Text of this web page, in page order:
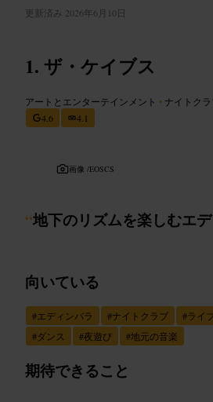
更新済み 2026年6月10日
ザ・ケイブス
アートとエンターテインメント •ナイトク
4.6
4.1
画像 /EOSCS
“地下のリズムを楽しむエ
向いている
#エディンバラ #ナイトクラブ #ライ
#ダンス #夜遊び #地元の音楽
期待できること